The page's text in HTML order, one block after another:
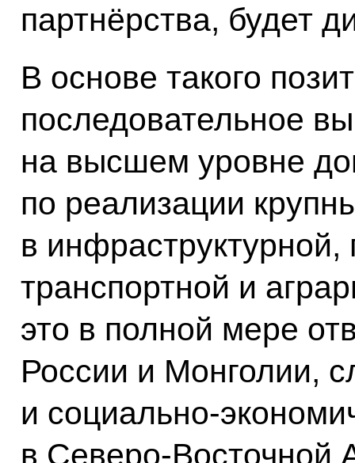
партнёрства, будет
В основе такого
последовательное
на высшем уровне
по реализации
в инфраструктурной,
транспортной и
это в полной мере
России и Монголии,
и социально-
в Северо-Восточной